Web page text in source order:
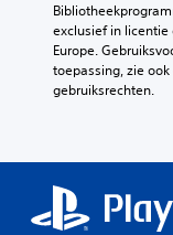
exclusief in licentie
Europe.
toepassing, zie
gebruiksrechten.